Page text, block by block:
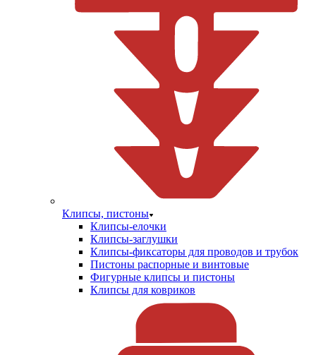
Клипсы, пистоны
Клипсы-елочки
Клипсы-заглушки
Клипсы-фиксаторы для проводов и трубок
Пистоны распорные и винтовые
Фигурные клипсы и пистоны
Клипсы для ковриков